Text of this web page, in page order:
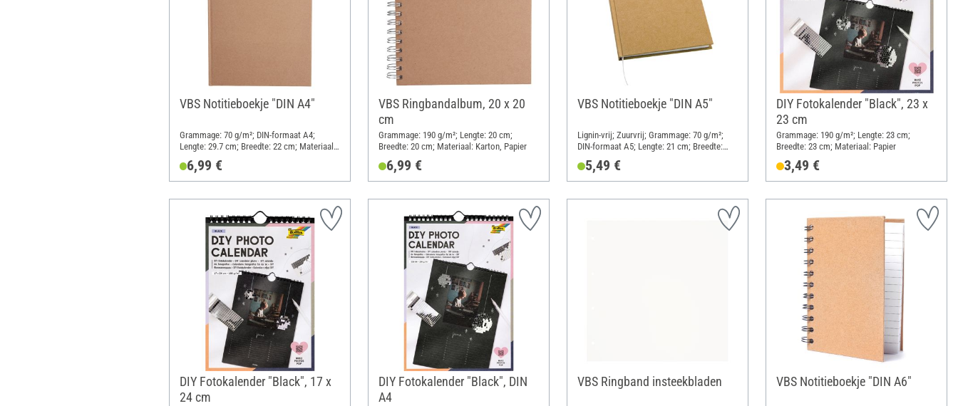
VBS Notitieboekje "DIN A4"
Grammage: 70 g/m²; DIN-formaat A4;
Lengte: 29.7 cm; Breedte: 22 cm; Materiaal:
6,99 €
VBS Ringbandalbum, 20 x 20
cm
Grammage: 190 g/m²; Lengte: 20 cm;
Breedte: 20 cm; Materiaal: Karton, Papier
6,99 €
VBS Notitieboekje "DIN A5"
Lignin-vrij; Zuurvrij; Grammage: 70 g/m²;
DIN-formaat A5; Lengte: 21 cm; Breedte:
5,49 €
DIY Fotokalender "Black", 23 x
23 cm
Grammage: 190 g/m²; Lengte: 23 cm;
Breedte: 23 cm; Materiaal: Papier
3,49 €
DIY Fotokalender "Black", 17 x
24 cm
DIY Fotokalender "Black", DIN
A4
VBS Ringband insteekbladen VBS Notitieboekje "DIN A6"